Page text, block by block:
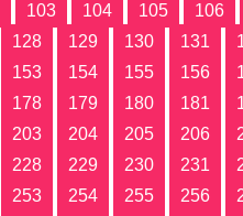
103 104 105 106
128 129 130 131
153 154 155 156
178 179 180 181
203 204 205 206
228 229 230 231
253 254 255 256